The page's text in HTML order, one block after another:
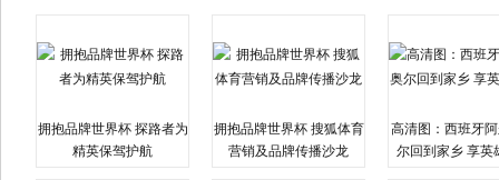
拥抱品牌世界杯 探路者为
精英保驾护航
拥抱品牌世界杯 搜狐体育
营销及品牌传播沙龙
高清图：西班牙
尔回到家乡 享英